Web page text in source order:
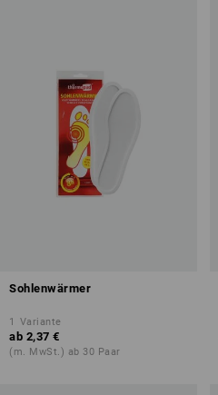
Sohlenwärmer
1 Variante
ab 2,37 €
(m. MwSt.) ab 30 Paar